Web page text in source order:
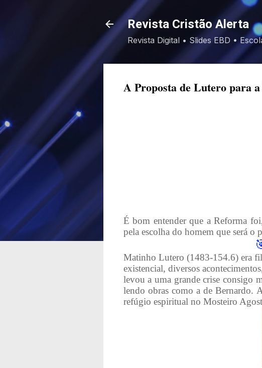
Revista Cristão Alerta
Revista Digital • Slides EBD •
A Proposta de Lutero para
É bom entender que a Reforma
pela escolha do homem que será o
Matinho Lutero (1483-154.6) era
existencial, diversos
levou a uma grande crise consigo
lendo obras como a de Bernardo.
refúgio espiritual no Mosteiro